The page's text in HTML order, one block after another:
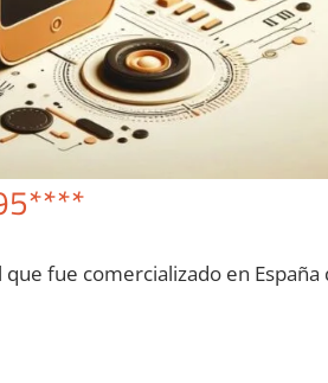
fue comercializado en España